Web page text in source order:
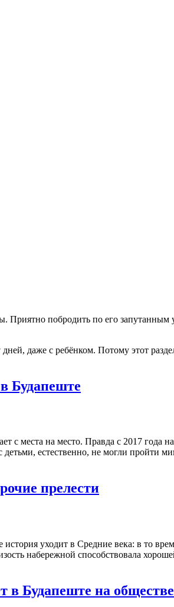
побродить по его запутанным
даже с ребёнком. Потому этот
Будапеште
с места на место. Правда с 2017 года
естественно, не могли пройти
прелести
уходит в Средние века: в то
набережной способствовала
в Будапеште на